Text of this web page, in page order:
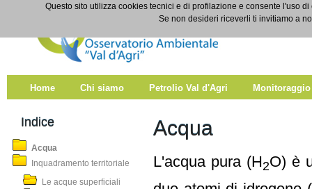
Salta al contenuto
Acqua
Home Chi siamo Petrolio Val d'Agri Monitoraggio
Indice
Acqua
Inquadramento territoriale
Le acque superficiali
Acqua
L'acqua pura (H2O) è
Questo sito utilizza cookies tecnici e di profilazione e consente l'uso
Se non desideri riceverli ti invitiamo a